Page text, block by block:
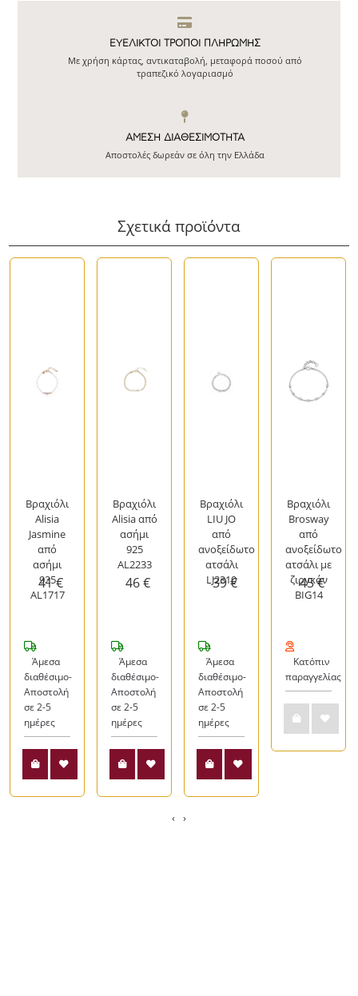
ΕΥΕΛΙΚΤΟΙ ΤΡΟΠΟΙ ΠΛΗΡΩΜΗΣ
Με χρήση κάρτας, αντικαταβολή, μεταφορά ποσού από
τραπεζικό λογαριασμό
ΆΜΕΣΗ ΔΙΑΘΕΣΙΜΌΤΗΤΑ
Αποστολές δωρεάν σε όλη την Ελλάδα
Σχετικά προϊόντα
Βραχιόλι
Alisia
Jasmine
από
ασήμι
925
AL1717
41 €
Άμεσα
διαθέσιμο-
Αποστολή
σε 2-5
ημέρες
Βραχιόλι
Alisia από
ασήμι
925
AL2233
46 €
Άμεσα
διαθέσιμο-
Αποστολή
σε 2-5
ημέρες
Βραχιόλι
LIU JO
από
ανοξείδωτο
ατσάλι
LJ2310
39 €
Άμεσα
διαθέσιμο-
Αποστολή
σε 2-5
ημέρες
Βραχιόλι
Brosway
από
ανοξείδωτο
ατσάλι με
ζιργκόν
BIG14
45 €
Κατόπιν
παραγγελίας
‹ ›